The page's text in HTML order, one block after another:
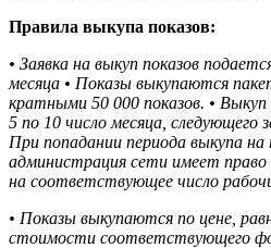
Правила выкупа показов:
• Заявка на выкуп показов
месяца • Показы выкупаются
кратными 50 000 показов. •
5 по 10 число месяца, следующего
При попадании периода выкупа на
администрация сети имеет
на соответствующее число
• Показы выкупаются по цене,
стоимости соответствующего